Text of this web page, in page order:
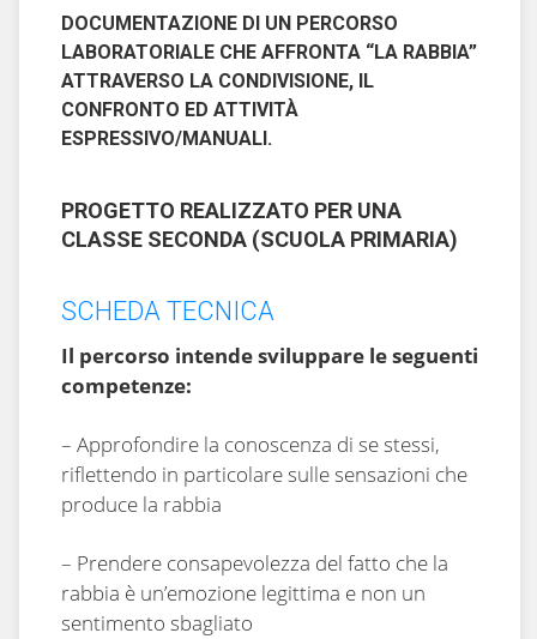
DOCUMENTAZIONE DI UN PERCORSO
LABORATORIALE CHE AFFRONTA “LA RABBIA”
ATTRAVERSO LA CONDIVISIONE, IL
CONFRONTO ED ATTIVITÀ
ESPRESSIVO/MANUALI.
PROGETTO REALIZZATO PER UNA
CLASSE SECONDA (SCUOLA PRIMARIA)
SCHEDA TECNICA
Il percorso intende sviluppare le seguenti
competenze:
– Approfondire la conoscenza di se stessi,
riflettendo in particolare sulle sensazioni che
produce la rabbia
– Prendere consapevolezza del fatto che la
rabbia è un’emozione legittima e non un
sentimento sbagliato